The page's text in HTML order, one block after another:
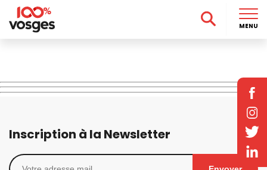
Inscription à la Newsletter
MENU